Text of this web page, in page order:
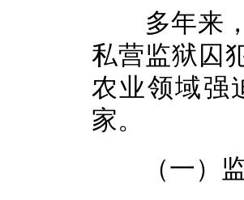
多年来，
私营监狱囚
农业领域强
家。
（一）监